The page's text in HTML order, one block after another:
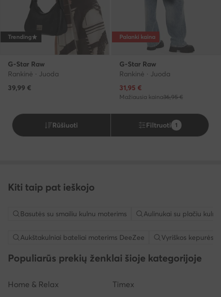
Trending
G-Star Raw
Rankinė · Juoda
39,99 €
Palanki kaina
G-Star Raw
Rankinė · Juoda
Dabartinė kaina
31,95 €
Mažiausia kaina36,95 €
Rūšiuoti Filtruoti 1
Kiti taip pat ieškojo
Basutės su smailiu kulnu moterims Aulinukai su plačiu
Aukštakulniai bateliai moterims DeeZee Vyriškos kepurės
Populiarūs prekių ženklai šioje kategorijoje
Home & Relax Timex